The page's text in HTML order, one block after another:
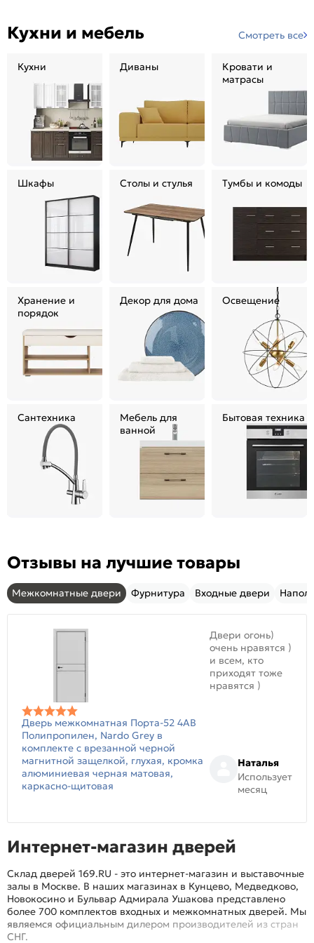
Кухни и мебель Смотреть все
Кухни Диваны
Кровати и
матрасы
Шкафы Столы и стулья Тумбы и комоды
Хранение и
порядок
Декор для дома Освещение
Сантехника
Мебель для
ванной
Бытовая техника
Отзывы на лучшие товары
Межкомнатные двери Фурнитура Входные двери
Дверь межкомнатная Порта-52 4AB
Полипропилен, Nardo Grey в
комплекте с врезанной черной
магнитной защелкой, глухая, кромка
алюминиевая черная матовая,
каркасно-щитовая
Двери огонь)
очень нравятся )
и всем, кто
приходят тоже
нравятся )
Наталья
Использует
месяц
Интернет-магазин дверей
Склад дверей 169.RU - это интернет-магазин и выставочные
залы в Москве. В наших магазинах в Кунцево, Медведково,
Новокосино и Бульвар Адмирала Ушакова представлено
более 700 комплектов входных и межкомнатных дверей. Мы
являемся официальным дилером производителей из стран
СНГ.